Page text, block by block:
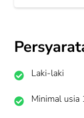
Laki-laki
Minimal usia